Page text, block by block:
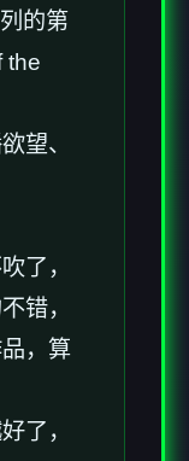
的第
the
望、
了，
错，
，算
了，